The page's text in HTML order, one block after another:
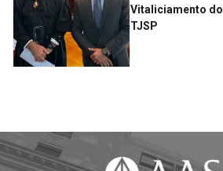
Vitaliciamento do
TJSP